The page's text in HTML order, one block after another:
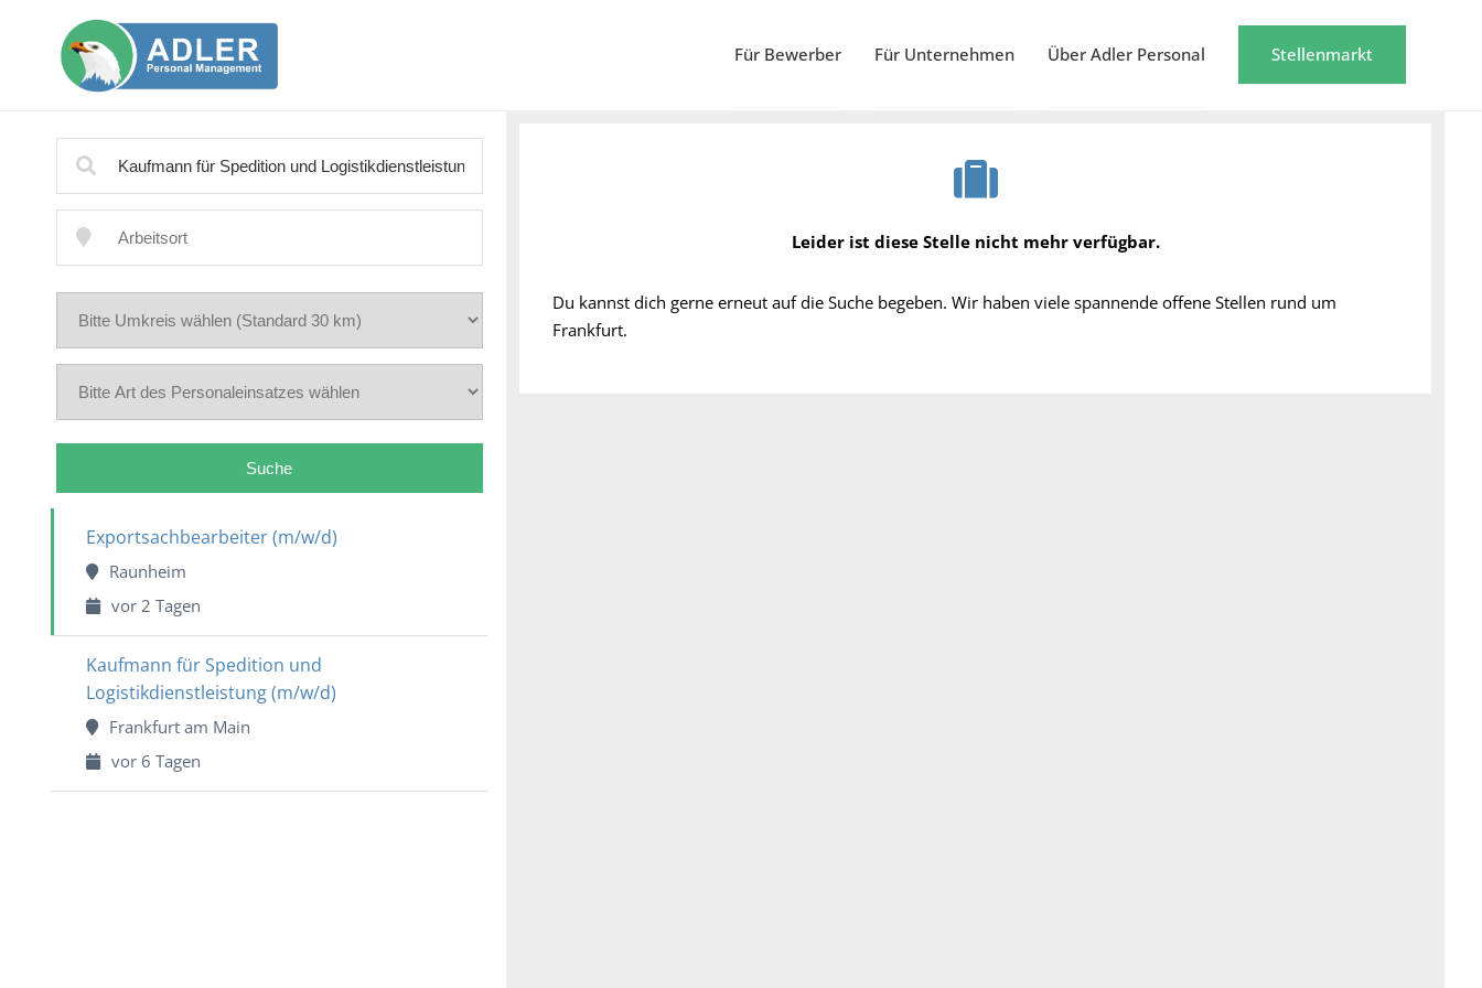
Für Bewerber Für Unternehmen Über Adler Personal Stellenmarkt
Exportsachbearbeiter (m/w/d)
Raunheim
vor 2 Tagen
Kaufmann für Spedition und
Logistikdienstleistung (m/w/d)
Frankfurt am Main
vor 6 Tagen
Leider ist diese Stelle nicht mehr verfügbar.
Du kannst dich gerne erneut auf die Suche begeben. Wir haben viele spannende offene Stellen rund um
Frankfurt.